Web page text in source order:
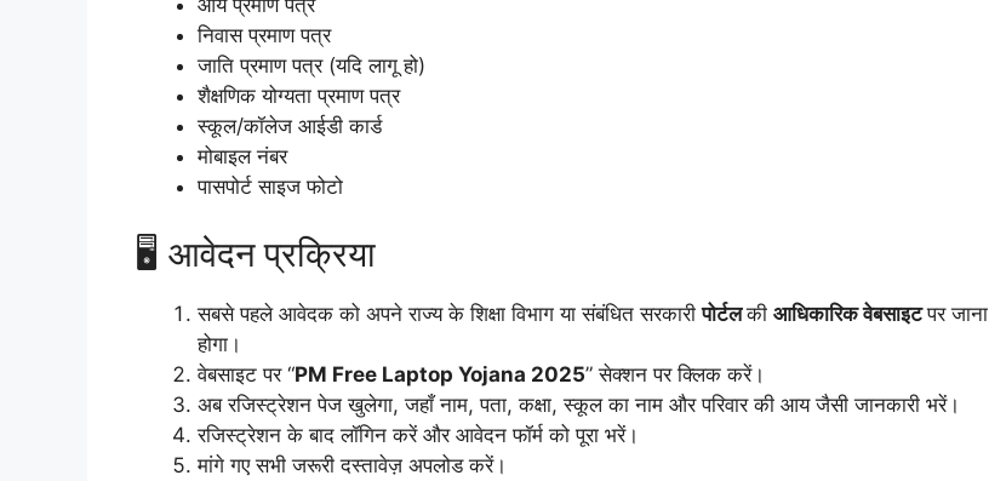
आय प्रमाण पत्र
निवास प्रमाण पत्र
जाति प्रमाण पत्र (यदि लागू हो)
शैक्षणिक योग्यता प्रमाण पत्र
स्कूल/कॉलेज आईडी कार्ड
मोबाइल नंबर
पासपोर्ट साइज फोटो
🖥️ आवेदन प्रक्रिया
सबसे पहले आवेदक को अपने राज्य के शिक्षा विभाग या संबंधित सरकारीपोर्टलकी आधिकारिक वेबसाइटपर जाना
होगा।
वेबसाइट पर “PM Free Laptop Yojana 2025” सेक्शन पर क्लिक करें।
अब रजिस्ट्रेशन पेज खुलेगा, जहाँ नाम, पता, कक्षा, स्कूल का नाम और परिवार की आय जैसी जानकारी भरें।
रजिस्ट्रेशन के बाद लॉगिन करें और आवेदन फॉर्म को पूरा भरें।
मांगे गए सभी जरूरी दस्तावेज़ अपलोड करें।